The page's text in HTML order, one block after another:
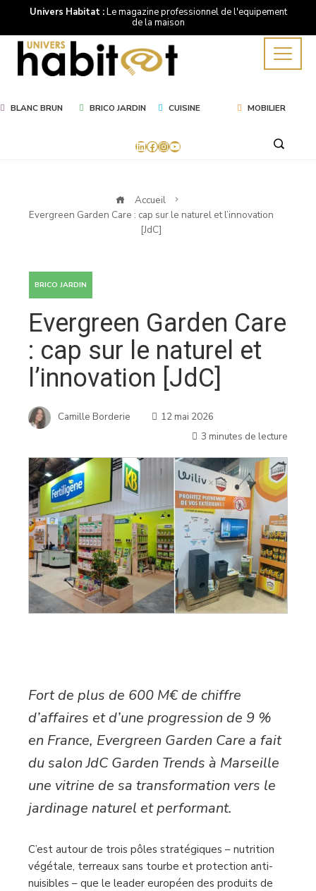
Univers Habitat :Le magazine professionnel de l'equipement
de la maison
BLANC BRUN BRICO JARDIN CUISINE MOBILIER
LinkedIn
Facebook
Instagram
YouTube
Accueil
Evergreen Garden Care : cap sur le naturel et l’innovation
[JdC]
BRICO JARDIN
Evergreen Garden Care
: cap sur le naturel et
l’innovation [JdC]
Camille Borderie
12 mai 2026
3 minutes de lecture
Fort de plus de 600 M€ de chiffre
d’affaires et d’une progression de 9 %
en France, Evergreen Garden Care a fait
du salon JdC Garden Trends à Marseille
une vitrine de sa transformation vers le
jardinage naturel et performant.
C’est autour de trois pôles stratégiques – nutrition
végétale, terreaux sans tourbe et protection anti-
nuisibles – que le leader européen des produits de